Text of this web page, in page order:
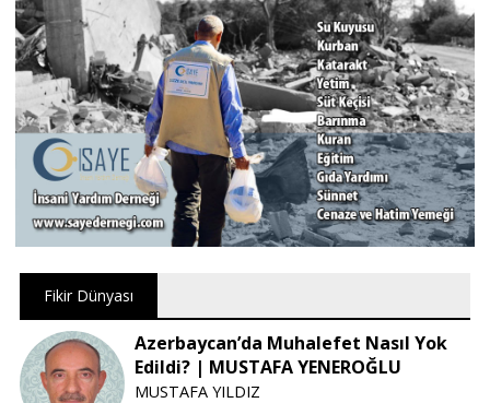
Fikir Dünyası
Azerbaycan’da Muhalefet Nasıl Yok
Edildi? | MUSTAFA YENEROĞLU
MUSTAFA YILDIZ